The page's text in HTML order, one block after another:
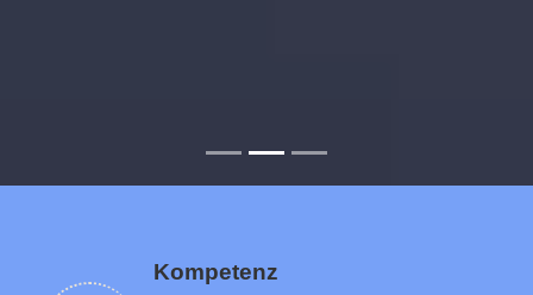
Kompetenz